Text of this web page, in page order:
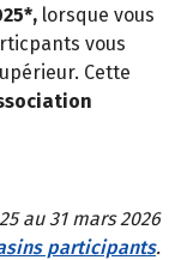
lorsque vous
vous
Cette
au 31 mars 2026
participants.